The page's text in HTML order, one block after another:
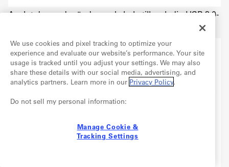
Anslut den andra änden av kabeln till en ledig USB 3.0-
We use cookies and pixel tracking to optimize your
experience and evaluate our website’s performance. Your site
usage is tracked until you adjust your settings. We may also
share these details with our social media, advertising, and
analytics partners. Learn more in our Privacy Policy.
Do not sell my personal information:
Manage Cookie &
Tracking Settings